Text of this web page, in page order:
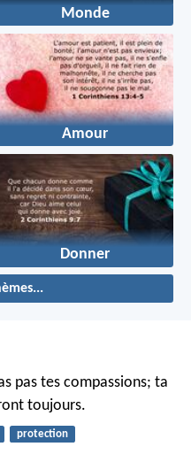
Monde
Amour
Donner
pas tes compassions; ta
toujours.
protection